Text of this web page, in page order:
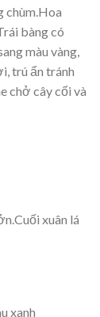
chùm.Hoa
bàng có
màu vàng,
trú ẩn tránh
chở cây cối và
xuân lá
xanh